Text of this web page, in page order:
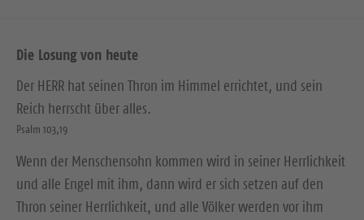
Die Losung von heute
Der HERR hat seinen Thron im Himmel errichtet, und sein
Reich herrscht über alles.
Psalm 103,19
Wenn der Menschensohn kommen wird in seiner Herrlichkeit
und alle Engel mit ihm, dann wird er sich setzen auf den
Thron seiner Herrlichkeit, und alle Völker werden vor ihm